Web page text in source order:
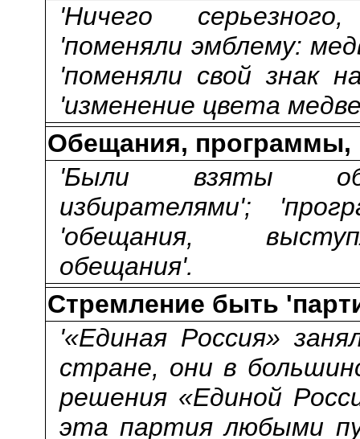
'Ничего
'поменяли эмблему:
'поменяли свой знак
'изменение цвета
Обещания, программы,
'Были взяты
избирателями';
'обещания,
обещания'.
Стремление быть
'«Единая Россия»
стране, они в
решения «Единой
эта партия любыми